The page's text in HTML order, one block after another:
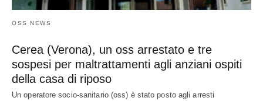
OSS NEWS
Cerea (Verona), un oss arrestato e tre
sospesi per maltrattamenti agli anziani ospiti
della casa di riposo
Un operatore socio-sanitario (oss) è stato posto agli arresti